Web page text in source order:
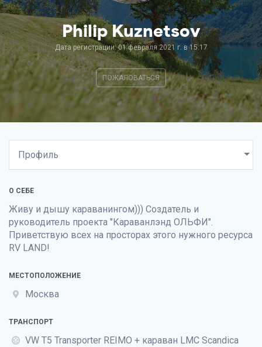
Philip Kuznetsov
Дата регистрации: 01 февраля 2021 г. в 15:17
ПОЖАЛОВАТЬСЯ
О СЕБЕ
Живу и дышу караванингом))) Создатель и
руководитель проекта "Караванлэнд ОЛЬФИ".
Приветствую всех на просторах этого нужного ресурса
RV LAND!
МЕСТОПОЛОЖЕНИЕ
Москва
ТРАНСПОРТ
VW T5 Transporter REIMO + караван LMC Scandica